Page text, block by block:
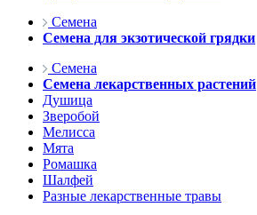
Семена
Семена для экзотической грядки
Семена
Семена лекарственных растений
Душица
Зверобой
Мелисса
Мята
Ромашка
Шалфей
Разные лекарственные травы